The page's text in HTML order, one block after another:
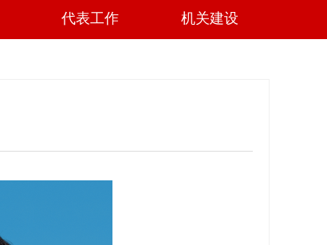
代表工作 机关建设